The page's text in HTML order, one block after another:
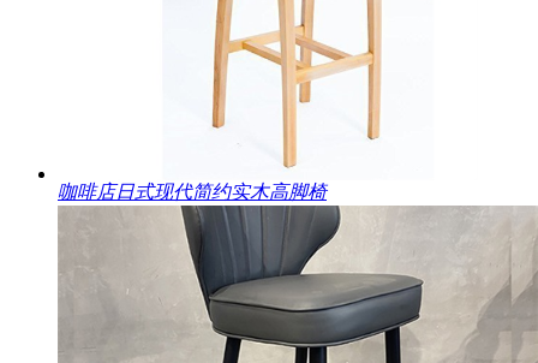
咖啡店日式现代简约实木高脚椅